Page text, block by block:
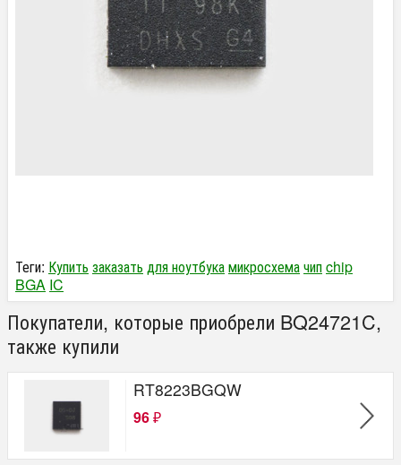
Теги: Купить заказать для ноутбукамикросхемачипchip
BGA IC
Покупатели, которые приобрели BQ24721C,
также купили
RT8223BGQW
96 ₽